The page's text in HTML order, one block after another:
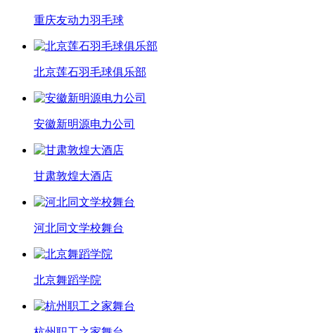
重庆友动力羽毛球
北京莲石羽毛球俱乐部
安徽新明源电力公司
甘肃敦煌大酒店
河北同文学校舞台
北京舞蹈学院